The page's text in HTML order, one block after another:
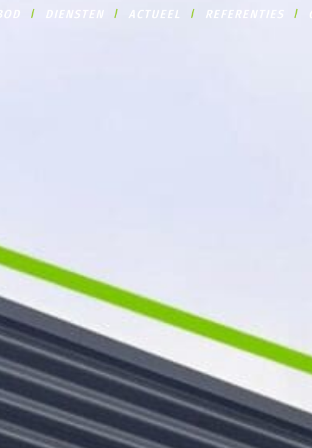
DIENSTEN ACTUEEL REFERENTIES